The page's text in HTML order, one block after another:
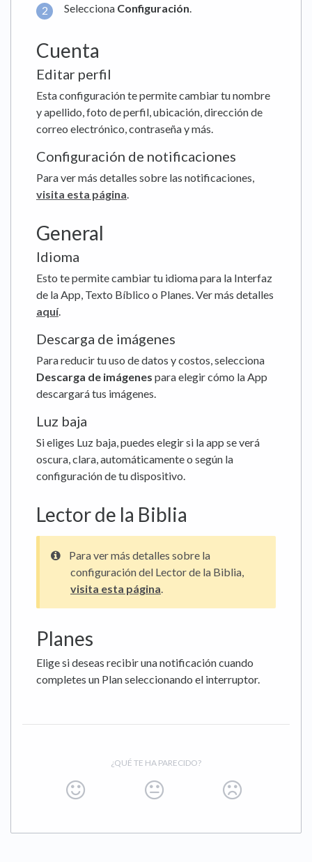
Selecciona Configuración.
Cuenta
Editar perfil
Esta configuración te permite cambiar tu nombre
y apellido, foto de perfil, ubicación, dirección de
correo electrónico, contraseña y más.
Configuración de notificaciones
Para ver más detalles sobre las notificaciones,
visita esta página.
General
Idioma
Esto te permite cambiar tu idioma para la Interfaz
de la App, Texto Bíblico o Planes. Ver más detalles
aquí.
Descarga de imágenes
Para reducir tu uso de datos y costos, selecciona
Descarga de imágenes para elegir cómo la App
descargará tus imágenes.
Luz baja
Si eliges Luz baja, puedes elegir si la app se verá
oscura, clara, automáticamente o según la
configuración de tu dispositivo.
Lector de la Biblia
Para ver más detalles sobre la
configuración del Lector de la Biblia,
visita esta página.
Planes
Elige si deseas recibir una notificación cuando
completes un Plan seleccionando el interruptor.
¿QUÉ TE HA PARECIDO?